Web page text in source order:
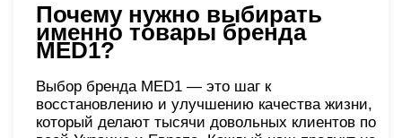
Почему нужно выбирать
именно товары бренда
MED1?
Выбор бренда MED1 — это шаг к
восстановлению и улучшению качества жизни,
который делают тысячи довольных клиентов по